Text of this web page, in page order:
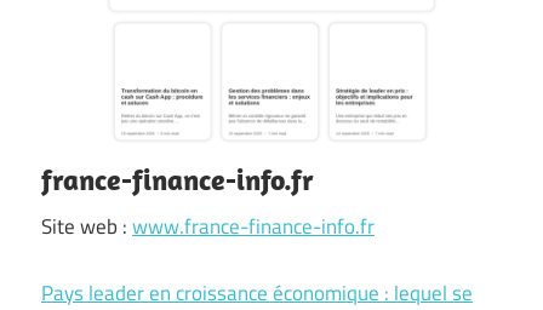
france-finance-info.fr
Site web :www.france-finance-info.fr
Pays leader en croissance économique : lequel se